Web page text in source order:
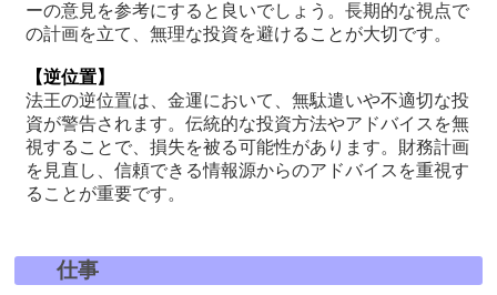
ーの意見を参考にすると良いでしょう。長期的な視点で
の計画を立て、無理な投資を避けることが大切です。
【逆位置】
法王の逆位置は、金運において、無駄遣いや不適切な投
資が警告されます。伝統的な投資方法やアドバイスを無
視することで、損失を被る可能性があります。財務計画
を見直し、信頼できる情報源からのアドバイスを重視す
ることが重要です。
仕事